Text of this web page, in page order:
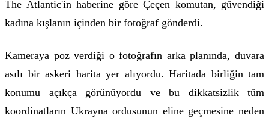
The Atlantic'in haberine göre Çeçen komutan, güvendiği
kadına kışlanın içinden bir fotoğraf gönderdi.
Kameraya poz verdiği o fotoğrafın arka planında, duvara
asılı bir askeri harita yer alıyordu. Haritada birliğin tam
konumu açıkça görünüyordu ve bu dikkatsizlik tüm
koordinatların Ukrayna ordusunun eline geçmesine neden